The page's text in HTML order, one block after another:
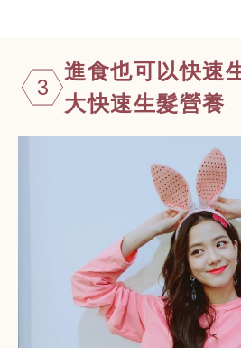
3
進食也可以快速
大快速生髮營養